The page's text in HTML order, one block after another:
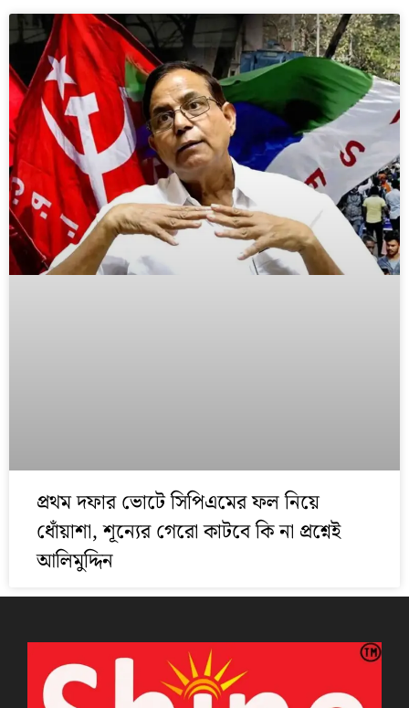
প্রথম দফার ভোটে সিপিএমের ফল নিয়ে
ধোঁয়াশা, শূন্যের গেরো কাটবে কি না প্রশ্নেই
আলিমুদ্দিন